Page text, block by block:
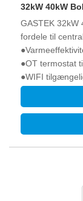
32kW 40kW
GASTEK 32kW
fordele til
●OT termostat
●WIFI
●24 timers